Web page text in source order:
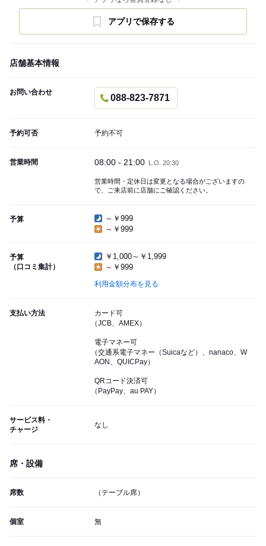
アプリで保存する
店舗基本情報
お問い合わせ
088-823-7871
予約可否 予約不可
営業時間 08:00 - 21:00 L.O. 20:30
営業時間・定休日は変更となる場合がございますの
で、ご来店前に店舗にご確認ください。
予算
～￥999
～￥999
予算
（口コミ集計）
￥1,000～￥1,999
～￥999
利用金額分布を見る
支払い方法
カード可
（JCB、AMEX）
電子マネー可
（交通系電子マネー（Suicaなど）、nanaco、W
AON、QUICPay）
QRコード決済可
（PayPay、au PAY）
サービス料・
チャージ
なし
席・設備
席数 （テーブル席）
個室 無